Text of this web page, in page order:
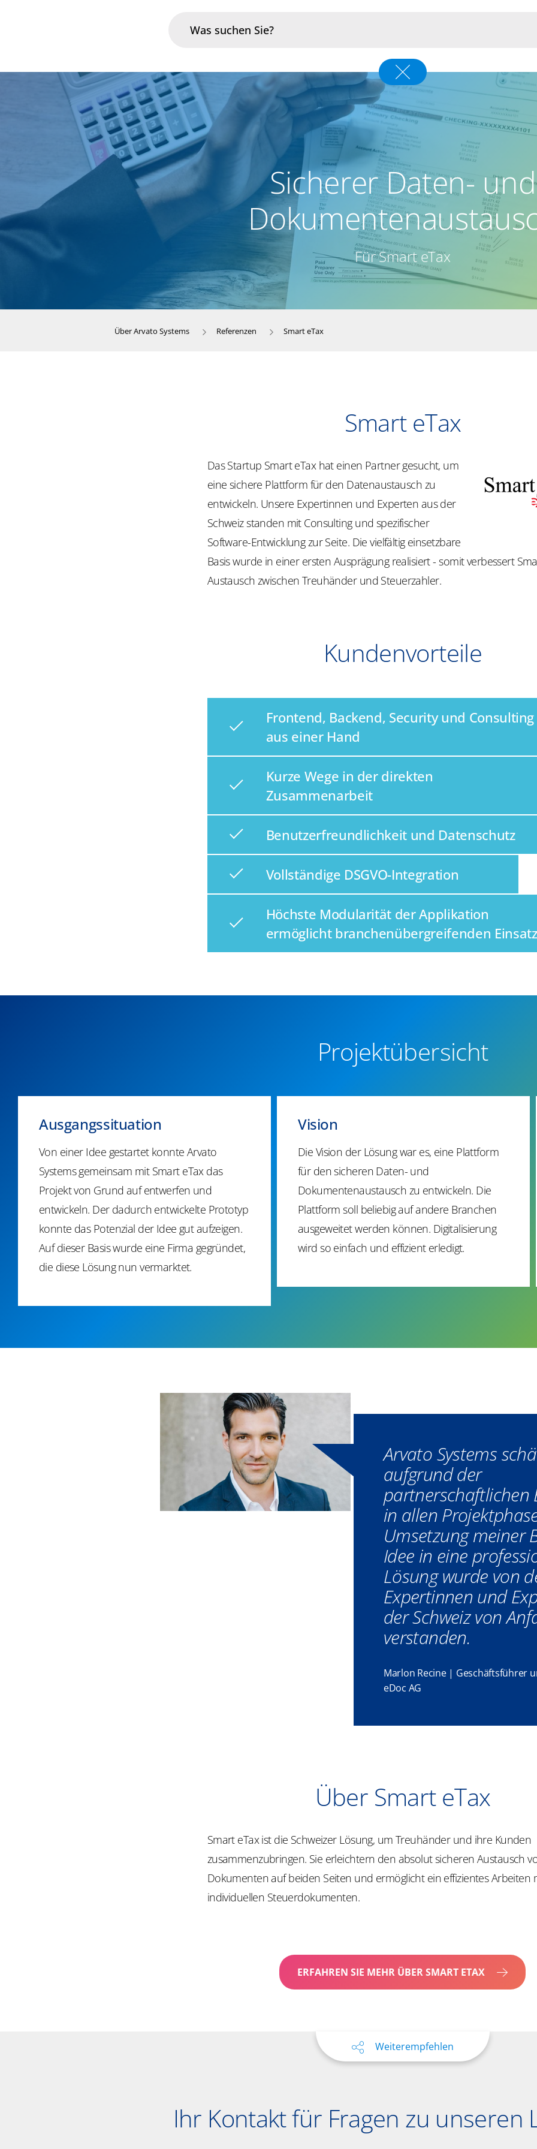
Infrastruktur & Betrieb
Über uns
Sicherer Daten- und
Für Smart eTax
Über Arvato Systems Referenzen Smart eTax
Smart eTax
Das Startup Smart eTax hat einen Partner gesucht, um
eine sichere Plattform für den Datenaustausch zu
entwickeln. Unsere Expertinnen und Experten aus der
Schweiz standen mit Consulting und spezifischer
Software-Entwicklung zur Seite. Die vielfältig einsetzbare
Basis wurde in einer ersten Ausprägung realisiert - somit verbessert
Austausch zwischen Treuhänder und Steuerzahler.
Kundenvorteile
Frontend, Backend, Security und Consulting
aus einer Hand
Kurze Wege in der direkten
Zusammenarbeit
Benutzerfreundlichkeit und Datenschutz
Vollständige DSGVO-Integration
Höchste Modularität der Applikation
ermöglicht branchenübergreifenden Einsatz
Projektübersicht
Ausgangssituation
Von einer Idee gestartet konnte Arvato
Systems gemeinsam mit Smart eTax das
Projekt von Grund auf entwerfen und
entwickeln. Der dadurch entwickelte Prototyp
konnte das Potenzial der Idee gut aufzeigen.
Auf dieser Basis wurde eine Firma gegründet,
die diese Lösung nun vermarktet.
Vision
Die Vision der Lösung war es, eine Plattform
für den sicheren Daten- und
Dokumentenaustausch zu entwickeln. Die
Plattform soll beliebig auf andere Branchen
ausgeweitet werden können. Digitalisierung
wird so einfach und effizient erledigt.
Arvato Systems
aufgrund der
partnerschaftlichen
in allen
Umsetzung meiner
Idee in eine
Lösung wurde von
Expertinnen und
der Schweiz von
verstanden.
Marlon Recine | Geschäftsführer
eDoc AG
Über Smart eTax
Smart eTax ist die Schweizer Lösung, um Treuhänder und ihre Kunden
zusammenzubringen. Sie erleichtern den absolut sicheren Austausch
Dokumenten auf beiden Seiten und ermöglicht ein effizientes Arbeiten
individuellen Steuerdokumenten.
ERFAHREN SIE MEHR ÜBER SMART ETAX
Weiterempfehlen
Ihr Kontakt für Fragen zu unseren